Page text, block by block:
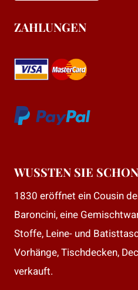
ZAHLUNGEN
WUSSTEN SIE
1830 eröffnet ein Cousin
Baroncini, eine
Stoffe, Leine- und
Vorhänge, Tischdecken,
verkauft.